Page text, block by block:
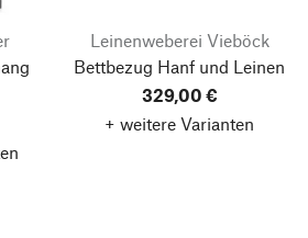
Leinenweberei Vieböck
Bettbezug Hanf und Leinen
329,00 €
+ weitere Varianten